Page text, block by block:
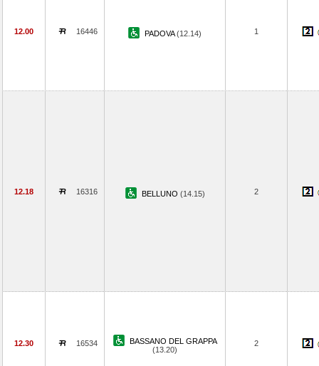
12.00 16446 PADOVA(12.14) 1
12.18 16316 BELLUNO (14.15) 2
12.30 16534
BASSANO DEL GRAPPA
(13.20)
2